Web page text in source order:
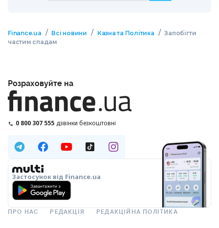
Finance.ua / Всі новини / Казна та Політика / Запобігти
частим спадам
Розраховуйте на
0 800 307 555 дзвінки безкоштовні
Застосунок від Finance.ua
ПРО НАС РЕДАКЦІЯ РЕДАКЦІЙНА ПОЛІТИКА